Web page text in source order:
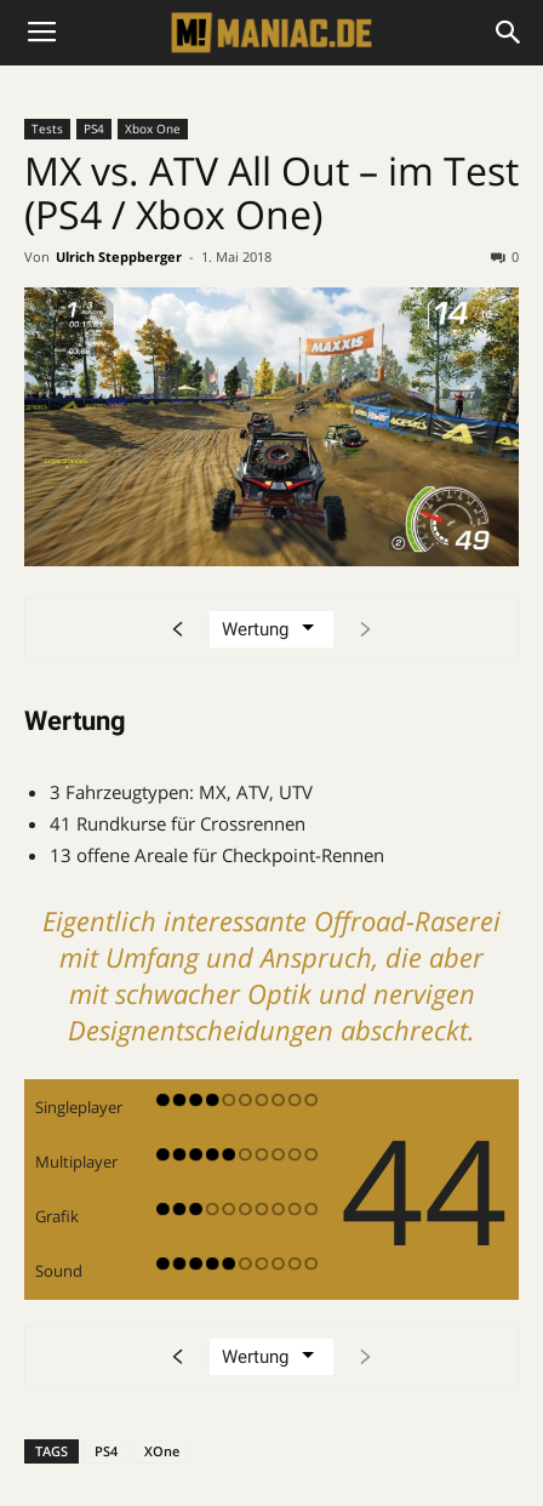
Tests PS4 Xbox One
MX vs. ATV All Out – im Test
(PS4 / Xbox One)
Von Ulrich Steppberger - 1. Mai 2018 0
Wertung
3 Fahrzeugtypen: MX, ATV, UTV
41 Rundkurse für Crossrennen
13 offene Areale für Checkpoint-Rennen
Eigentlich interessante Offroad-Raserei
mit Umfang und Anspruch, die aber
mit schwacher Optik und nervigen
Designentscheidungen abschreckt.
Singleplayer 44
Multiplayer
Grafik
Sound
TAGS PS4 XOne